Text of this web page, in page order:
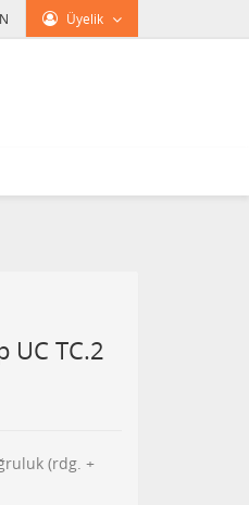
Üyelik
UC TC.2
(rdg. +